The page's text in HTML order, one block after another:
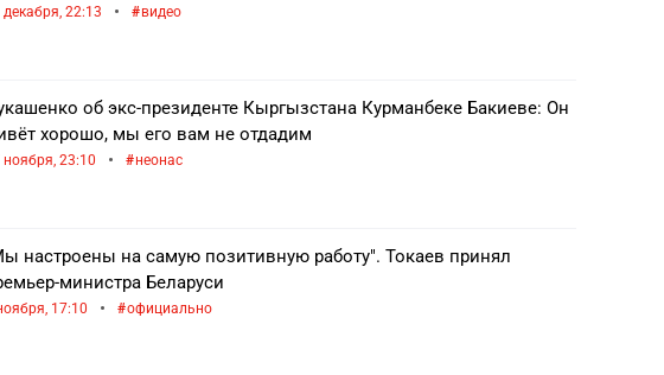
декабря, 22:13 • видео
об экс-президенте Кыргызстана Курманбеке Бакиеве: Он
хорошо, мы его вам не отдадим
ноября, 23:10 • неонас
настроены на самую позитивную работу". Токаев принял
министра Беларуси
17:10 • официально